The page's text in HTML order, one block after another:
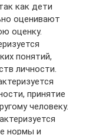
как дети
оценивают
оценку.
понятий,
личности.
принятие
человеку.
нормы и